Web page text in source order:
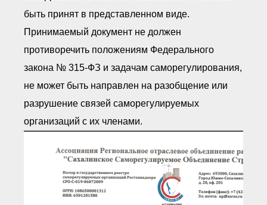
быть принят в представленном виде.
Принимаемый документ не должен
противоречить положениям Федерального
закона № 315-ФЗ и задачам саморегулирования,
не может быть направлен на разобщение или
разрушение связей саморегулируемых
организаций с их членами.